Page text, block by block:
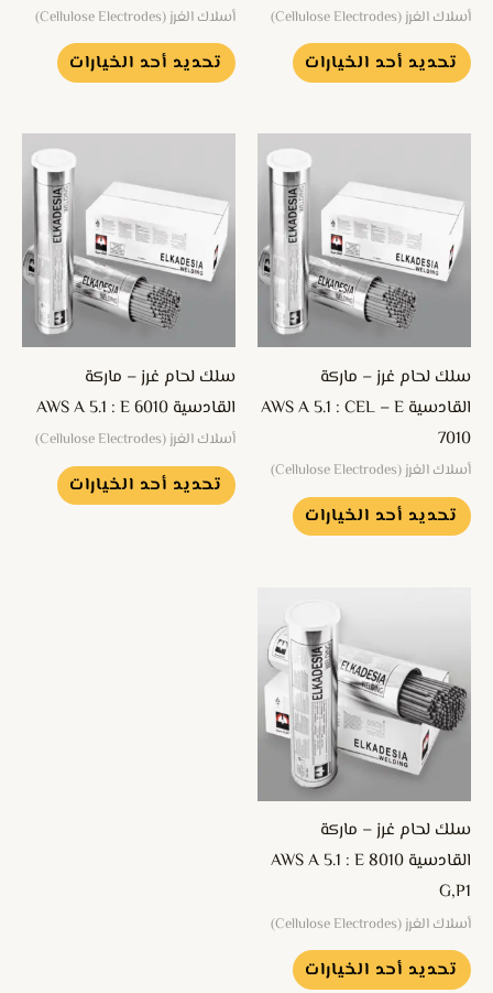
أسلاك الغرز (Cellulose Electrodes)
تحديد أحد الخيارات صفحة
أسلاك الغرز (Cellulose Electrodes)
تحديد أحد الخيارات صفحة
سلك لحام غرز – ماركة
القادسية AWS A 5.1 : CEL – E
7010
أسلاك الغرز (Cellulose Electrodes)
تحديد أحد الخيارات
هناك
العديد
من
الأشكال
المختلفة
لهذا
المنتج.
اختيار
المنتج
سلك لحام غرز – ماركة
القادسية AWS A 5.1 : E 6010
أسلاك الغرز (Cellulose Electrodes)
تحديد أحد الخيارات
هناك
العديد
من
المختلفة
لهذا
المنتج.
اختيار
صفحة
سلك لحام غرز – ماركة
القادسية AWS A 5.1 : E 8010
G,P1
أسلاك الغرز (Cellulose Electrodes)
تحديد أحد الخيارات
العديد
من
الأشكال
المختلفة
لهذا
المنتج.
اختيار
المنتج